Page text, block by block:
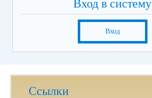
Вход в систему
Вход
Ссылки